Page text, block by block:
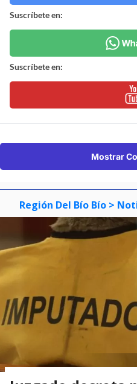
Suscríbete en:
Suscríbete en:
Mostrar
Región Del Bío Bío >